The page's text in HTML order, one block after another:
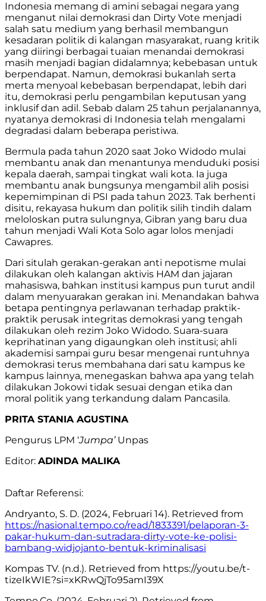
Indonesia memang di amini sebagai negara yang
menganut nilai demokrasi dan Dirty Vote menjadi
salah satu medium yang berhasil membangun
kesadaran politik di kalangan masyarakat, ruang kritik
yang diiringi berbagai tuaian menandai demokrasi
masih menjadi bagian didalamnya; kebebasan untuk
berpendapat. Namun, demokrasi bukanlah serta
merta menyoal kebebasan berpendapat, lebih dari
itu, demokrasi perlu pengambilan keputusan yang
inklusif dan adil. Sebab dalam 25 tahun perjalanannya,
nyatanya demokrasi di Indonesia telah mengalami
degradasi dalam beberapa peristiwa.
Bermula pada tahun 2020 saat Joko Widodo mulai
membantu anak dan menantunya menduduki posisi
kepala daerah, sampai tingkat wali kota. Ia juga
membantu anak bungsunya mengambil alih posisi
kepemimpinan di PSI pada tahun 2023. Tak berhenti
disitu, rekayasa hukum dan politik silih tindih dalam
meloloskan putra sulungnya, Gibran yang baru dua
tahun menjadi Wali Kota Solo agar lolos menjadi
Cawapres.
Dari situlah gerakan-gerakan anti nepotisme mulai
dilakukan oleh kalangan aktivis HAM dan jajaran
mahasiswa, bahkan institusi kampus pun turut andil
dalam menyuarakan gerakan ini. Menandakan bahwa
betapa pentingnya perlawanan terhadap praktik-
praktik perusak integritas demokrasi yang tengah
dilakukan oleh rezim Joko Widodo. Suara-suara
keprihatinan yang digaungkan oleh institusi; ahli
akademisi sampai guru besar mengenai runtuhnya
demokrasi terus membahana dari satu kampus ke
kampus lainnya, menegaskan bahwa apa yang telah
dilakukan Jokowi tidak sesuai dengan etika dan
moral politik yang terkandung dalam Pancasila.
PRITA STANIA AGUSTINA
Pengurus LPM ‘Jumpa’Unpas
Editor: ADINDA MALIKA
Daftar Referensi:
Andryanto, S. D. (2024, Februari 14). Retrieved from
https://nasional.tempo.co/read/1833391/pelaporan-3-
pakar-hukum-dan-sutradara-dirty-vote-ke-polisi-
bambang-widjojanto-bentuk-kriminalisasi
Kompas TV. (n.d.). Retrieved from https://youtu.be/t-
tizeIkWIE?si=xKRwQjTo95amI39X